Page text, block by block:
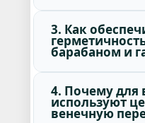
3. Как
барабаном и
4. Почему для
используют
венечную